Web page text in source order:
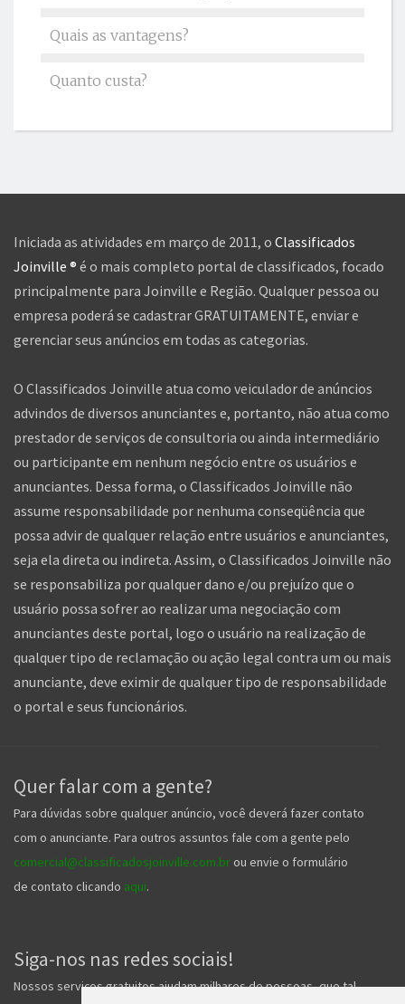
Quais as vantagens?
Quanto custa?
Iniciada as atividades em março de 2011, o Classificados
Joinville ® é o mais completo portal de classificados, focado
principalmente para Joinville e Região. Qualquer pessoa ou
empresa poderá se cadastrar GRATUITAMENTE, enviar e
gerenciar seus anúncios em todas as categorias.
O Classificados Joinville atua como veiculador de anúncios
advindos de diversos anunciantes e, portanto, não atua como
prestador de serviços de consultoria ou ainda intermediário
ou participante em nenhum negócio entre os usuários e
anunciantes. Dessa forma, o Classificados Joinville não
assume responsabilidade por nenhuma conseqüência que
possa advir de qualquer relação entre usuários e anunciantes,
seja ela direta ou indireta. Assim, o Classificados Joinville não
se responsabiliza por qualquer dano e/ou prejuízo que o
usuário possa sofrer ao realizar uma negociação com
anunciantes deste portal, logo o usuário na realização de
qualquer tipo de reclamação ou ação legal contra um ou mais
anunciante, deve eximir de qualquer tipo de responsabilidade
o portal e seus funcionários.
Quer falar com a gente?
Para dúvidas sobre qualquer anúncio, você deverá fazer contato
com o anunciante. Para outros assuntos fale com a gente pelo
comercial@classificadosjoinville.com.br ou envie o formulário
de contato clicando aqui.
Siga-nos nas redes sociais!
Nossos serviços gratuitos ajudam milhares de pessoas, que tal